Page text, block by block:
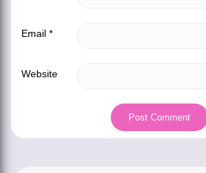
Email *
Website